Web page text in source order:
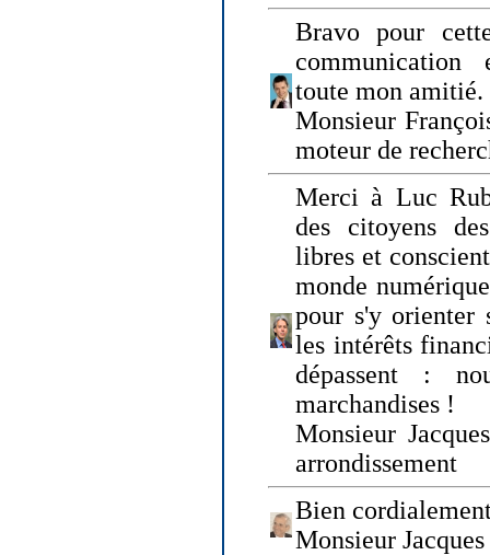
Bravo pour
communication
toute mon amitié.
Monsieur
moteur de
Merci à Luc
des citoyens
libres et
monde
pour s'y orienter
les intérêts
dépassent :
marchandises !
Monsieur
arrondissement
Bien
Monsieur